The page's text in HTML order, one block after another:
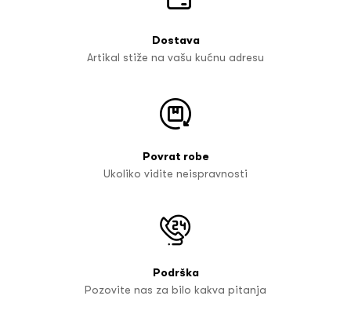
Dostava
Artikal stiže na vašu kućnu adresu
Povrat robe
Ukoliko vidite neispravnosti
Podrška
Pozovite nas za bilo kakva pitanja